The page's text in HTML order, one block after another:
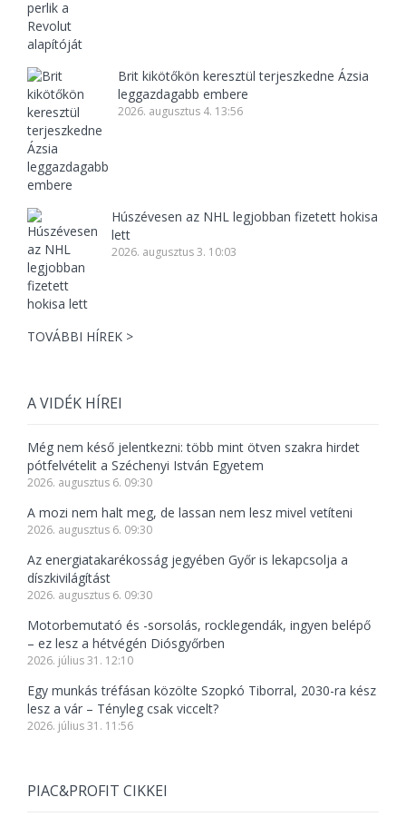
Brit kikötőkön keresztül terjeszkedne Ázsia
leggazdagabb embere
2026. augusztus 4. 13:56
Húszévesen az NHL legjobban fizetett hokisa
lett
2026. augusztus 3. 10:03
TOVÁBBI HÍREK >
A VIDÉK HÍREI
Még nem késő jelentkezni: több mint ötven szakra hirdet
pótfelvételit a Széchenyi István Egyetem
2026. augusztus 6. 09:30
A mozi nem halt meg, de lassan nem lesz mivel vetíteni
2026. augusztus 6. 09:30
Az energiatakarékosság jegyében Győr is lekapcsolja a
díszkivilágítást
2026. augusztus 6. 09:30
Motorbemutató és -sorsolás, rocklegendák, ingyen belépő
– ez lesz a hétvégén Diósgyőrben
2026. július 31. 12:10
Egy munkás tréfásan közölte Szopkó Tiborral, 2030-ra kész
lesz a vár – Tényleg csak viccelt?
2026. július 31. 11:56
PIAC&PROFIT CIKKEI